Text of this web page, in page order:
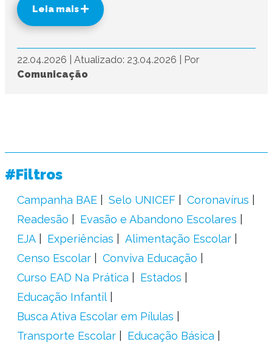
Leia mais
22.04.2026 Atualizado: 23.04.2026
Por
Comunicação
#Filtros
Campanha BAE Selo UNICEF
Coronavírus
Readesão
Evasão e Abandono Escolares
EJA
Experiências
Alimentação Escolar
Censo Escolar
Conviva Educação
Curso EAD Na Prática
Estados
Educação Infantil
Busca Ativa Escolar em Pílulas
Transporte Escolar
Educação Básica